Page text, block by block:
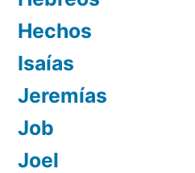
Hechos
Isaías
Jeremías
Job
Joel